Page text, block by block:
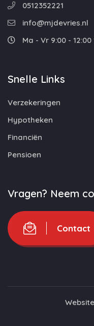
0512352221
info@mjdevries.nl
Ma - Vr 9:00 - 12:00
Snelle Links
Verzekeringen
Hypotheken
Financiën
Pensioen
Vragen? Neem
Contact